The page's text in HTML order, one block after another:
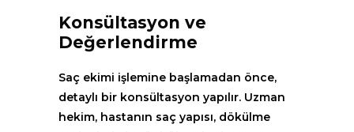
Konsültasyon ve
Değerlendirme
Saç ekimi işlemine başlamadan önce,
detaylı bir konsültasyon yapılır. Uzman
hekim, hastanın saç yapısı, dökülme